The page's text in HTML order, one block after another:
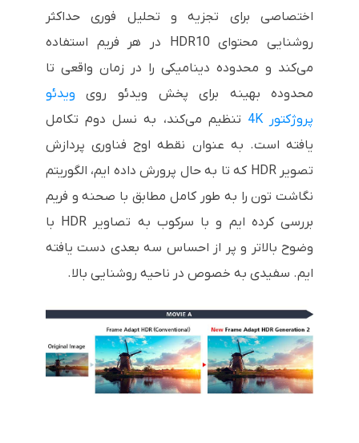
اختصاصی برای تجزیه و تحلیل فوری حداکثر
روشنایی محتوای HDR10 در هر فریم استفاده
می‌کند و محدوده دینامیکی را در زمان واقعی تا
محدوده بهینه برای پخش ویدئو روی ویدئو
پروژکتور 4K
تنظیم می‌کند، به نسل دوم تکامل
یافته است. به عنوان نقطه اوج فناوری پردازش
تصویر HDR که تا به حال پرورش داده ایم، الگوریتم
نگاشت تون را به طور کامل مطابق با صحنه و فریم
بررسی کرده ایم و با سرکوب به تصاویر HDR با
وضوح بالاتر و پر از احساس سه بعدی دست یافته
ایم. سفیدی به خصوص در ناحیه روشنایی بالا.